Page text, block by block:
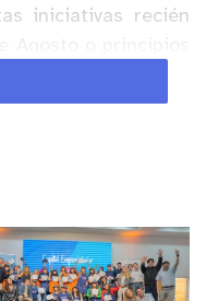
iniciativas recién
los recursos
de reactivación
de los beneficiarios
través de Caritas